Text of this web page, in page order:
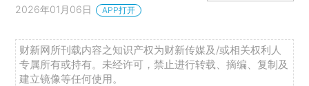
2026年01月06日 APP打开
财新网所刊载内容之知识产权为财新传媒及/或相关权利人
专属所有或持有。未经许可，禁止进行转载、摘编、复制及
建立镜像等任何使用。